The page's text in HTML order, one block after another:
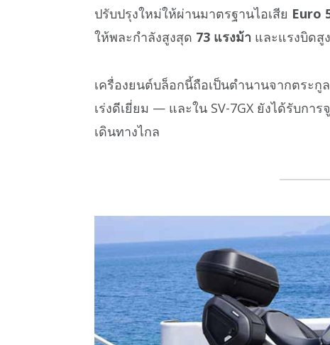
ปรับปรุงใหม่ให้ผ่านมาตรฐานไอเสีย Euro
ให้พละกำลังสูงสุด 73 แรงม้า และแรงบิดสู
เครื่องยนต์บล็อกนี้ถือเป็นตำนานจากตระกู
เร่งดีเยี่ยม — และใน SV-7GX ยังได้รับกา
เดินทางไกล